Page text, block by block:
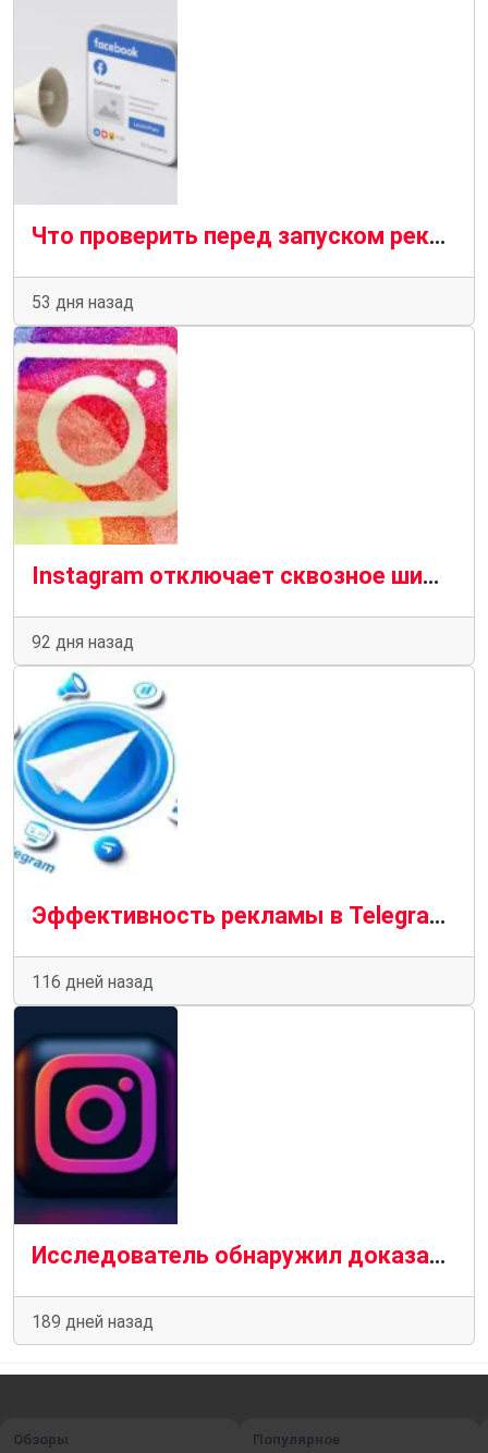
Что проверить перед запуском рекламы в Facebook* в Дубае
53 дня назад
Instagram отключает сквозное шифрование личных сообщений: почему это вызывает тревогу
92 дня назад
Эффективность рекламы в Telegram: реальный потенциал и ограничения
116 дней назад
Исследователь обнаружил доказательства утечки фотографий из личных профилей в Instagram
189 дней назад
Обзоры Популярное